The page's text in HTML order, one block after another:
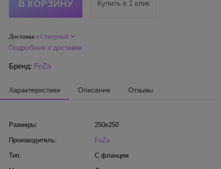
Купить в 1 клик
Доставка в Северный
Подробнее о доставке
Бренд: FoZa
Характеристики Описание Отзывы
Размеры: 250х250
Производитель: FoZa
Тип: С фланцем